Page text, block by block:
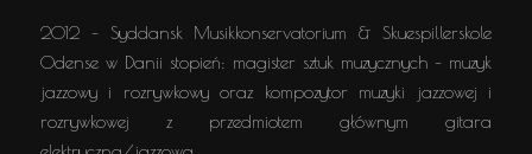
2012 – Syddansk Musikkonservatorium & Skuespillerskole
Odense w Danii stopień: magister sztuk muzycznych – muzyk
jazzowy i rozrywkowy oraz kompozytor muzyki jazzowej i
rozrywkowej z przedmiotem głównym gitara